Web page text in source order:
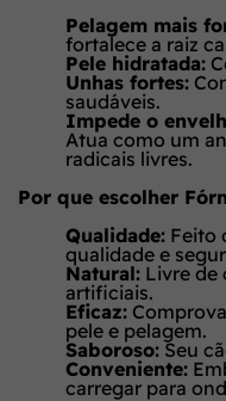
Pelagem mais
fortalece a raiz
Pele hidratada:
Unhas fortes:
saudáveis.
Impede o
Atua como um
radicais livres.
Por que escolher
Qualidade: Feito
qualidade e
Natural: Livre de
artificiais.
Eficaz:
pele e pelagem.
Saboroso: Seu
Conveniente:
carregar para